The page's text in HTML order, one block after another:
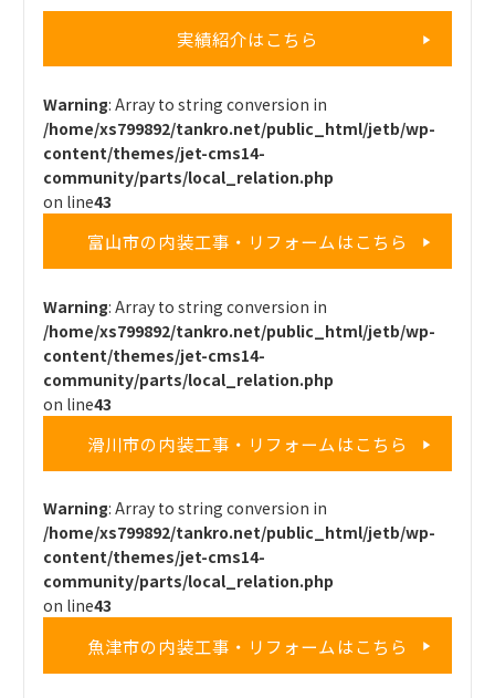
実績紹介はこちら
Warning: Array to string conversion in
/home/xs799892/tankro.net/public_html/jetb/wp-
content/themes/jet-cms14-
community/parts/local_relation.php
on line43
富山市の内装工事・リフォームはこちら
Warning: Array to string conversion in
/home/xs799892/tankro.net/public_html/jetb/wp-
content/themes/jet-cms14-
community/parts/local_relation.php
on line43
滑川市の内装工事・リフォームはこちら
Warning: Array to string conversion in
/home/xs799892/tankro.net/public_html/jetb/wp-
content/themes/jet-cms14-
community/parts/local_relation.php
on line43
魚津市の内装工事・リフォームはこちら